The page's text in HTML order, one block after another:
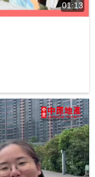
01:13